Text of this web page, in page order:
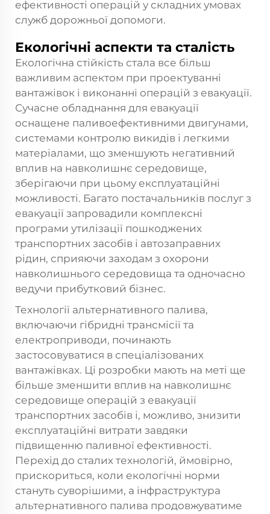
ефективності операцій у складних умовах
служб дорожньої допомоги.
Екологічні аспекти та сталість
Екологічна стійкість стала все більш
важливим аспектом при проектуванні
вантажівок і виконанні операцій з евакуації.
Сучасне обладнання для евакуації
оснащене паливоефективними двигунами,
системами контролю викидів і легкими
матеріалами, що зменшують негативний
вплив на навколишнє середовище,
зберігаючи при цьому експлуатаційні
можливості. Багато постачальників послуг з
евакуації запровадили комплексні
програми утилізації пошкоджених
транспортних засобів і автозаправних
рідин, сприяючи заходам з охорони
навколишнього середовища та одночасно
ведучи прибутковий бізнес.
Технології альтернативного палива,
включаючи гібридні трансмісії та
електроприводи, починають
застосовуватися в спеціалізованих
вантажівках. Ці розробки мають на меті ще
більше зменшити вплив на навколишнє
середовище операцій з евакуації
транспортних засобів і, можливо, знизити
експлуатаційні витрати завдяки
підвищенню паливної ефективності.
Перехід до сталих технологій, ймовірно,
прискориться, коли екологічні норми
стануть суворішими, а інфраструктура
альтернативного палива продовжуватиме